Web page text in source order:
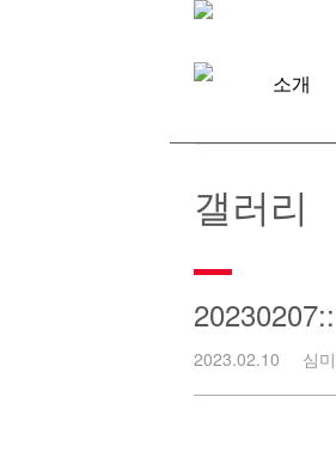
소개
갤러리
2023.02.10 심